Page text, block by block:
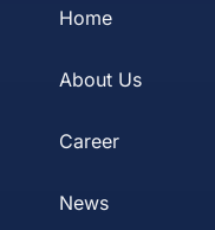
Home
About Us
Career
News